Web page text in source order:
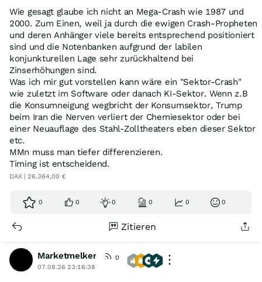
Wie gesagt glaube ich nicht an Mega-Crash wie 1987 und
2000. Zum Einen, weil ja durch die ewigen Crash-Propheten
und deren Anhänger viele bereits entsprechend positioniert
sind und die Notenbanken aufgrund der labilen
konjunkturellen Lage sehr zurückhaltend bei
Zinserhöhungen sind.
Was ich mir gut vorstellen kann wäre ein "Sektor-Crash"
wie zuletzt im Software oder danach KI-Sektor. Wenn z.B
die Konsumneigung wegbricht der Konsumsektor, Trump
beim Iran die Nerven verliert der Chemiesektor oder bei
einer Neuauflage des Stahl-Zolltheaters eben dieser Sektor
etc.
MMn muss man tiefer differenzieren.
Timing ist entscheidend.
DAX | 26.364,00 €
0 0 0 0 0 0
Zitieren
Marketmelker
0
07.08.26 23:16:38